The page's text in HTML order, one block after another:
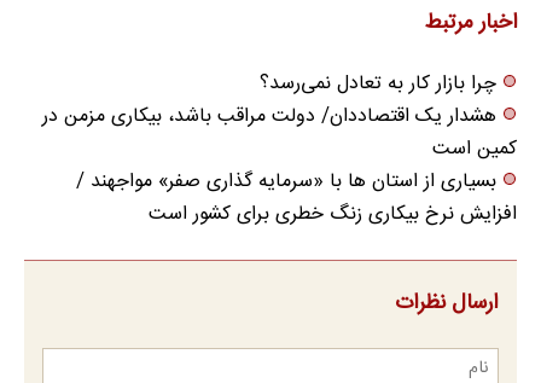
اخبار مرتبط
چرا بازار کار به تعادل نمی‌رسد؟
هشدار یک اقتصاددان/ دولت مراقب باشد، بیکاری مزمن در
کمین است
بسیاری از استان ها با «سرمایه گذاری صفر» مواجهند /
افزایش نرخ بیکاری زنگ خطری برای کشور است
ارسال نظرات